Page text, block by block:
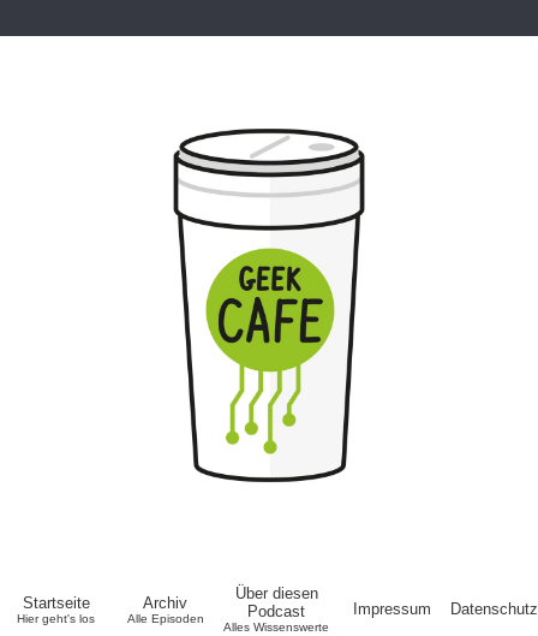
Startseite
Hier geht's los
Archiv
Alle Episoden
Über diesen
Podcast
Alles Wissenswerte
Impressum Datenschutz